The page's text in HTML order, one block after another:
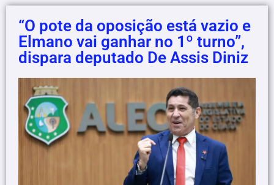
“O pote da oposição está vazio e
Elmano vai ganhar no 1º turno”,
dispara deputado De Assis Diniz